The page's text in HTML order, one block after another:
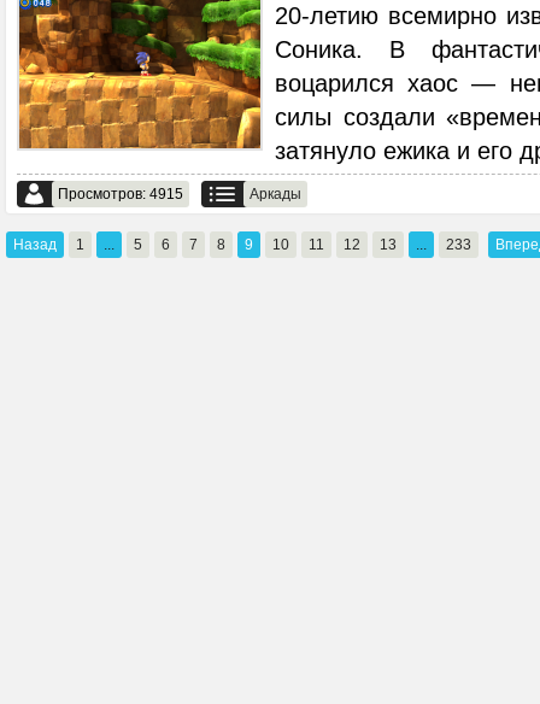
20-летию всемирно
Соника. В
воцарился хаос —
силы создали
затянуло ежика и его
Просмотров: 4915 Аркады
Назад 1 ... 5 6 7 8 9 10 11 12 13 ... 233